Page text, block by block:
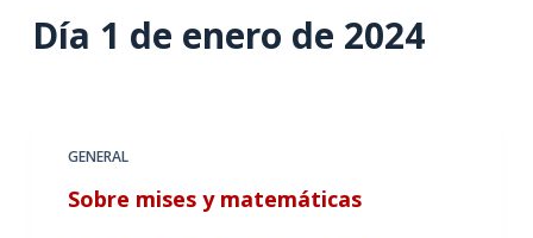
Día 1 de enero de 2024
GENERAL
Sobre mises y matemáticas